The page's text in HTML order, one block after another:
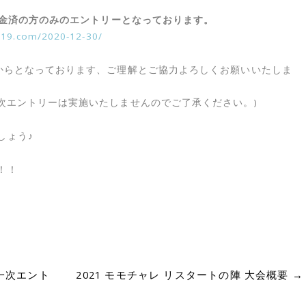
の方のみのエントリーとなっております。
2020-12-30/
となっております、ご理解とご協力よろしくお願いいたしま
ントリーは実施いたしませんのでご了承ください。)
ょう♪
！
エント 2021 モモチャレ リスタートの陣 大会概要 →